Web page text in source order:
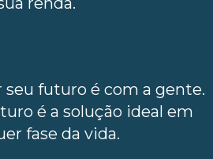
seu futuro é com a gente.
é a solução ideal em
fase da vida.